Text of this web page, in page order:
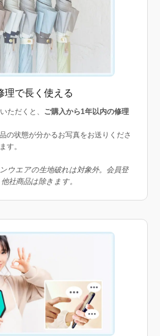
理で長く使える
ただくと、 ご購入から1年以内の修理
の状態が分かるお写真をお送りくださ
す。
ウエアの生地破れは対象外。会員登
社商品は除きます。